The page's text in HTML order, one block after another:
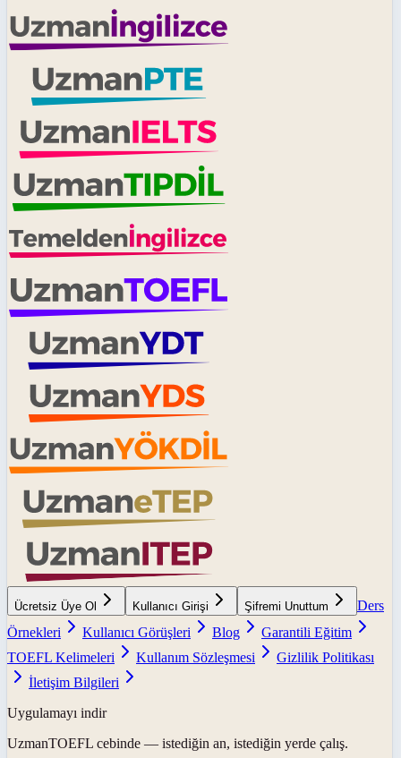
Ücretsiz Üye Ol Kullanıcı Girişi Şifremi Unuttum
Ders
Örnekleri
Kullanıcı Görüşleri Blog
Garantili Eğitim
TOEFL Kelimeleri
Kullanım Sözleşmesi
Gizlilik Politikası
İletişim Bilgileri
Uygulamayı indir
UzmanTOEFL cebinde — istediğin an, istediğin yerde çalış.